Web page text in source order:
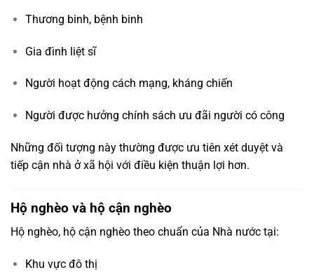
Thương binh, bệnh binh
Gia đình liệt sĩ
Người hoạt động cách mạng, kháng chiến
Người được hưởng chính sách ưu đãi người có công
Những đối tượng này thường được ưu tiên xét duyệt và
tiếp cận nhà ở xã hội với điều kiện thuận lợi hơn.
Hộ nghèo và hộ cận nghèo
Hộ nghèo, hộ cận nghèo theo chuẩn của Nhà nước tại:
Khu vực đô thị